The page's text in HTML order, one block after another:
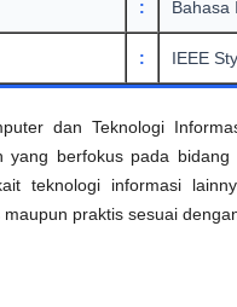
: Bahasa
: IEEE
dan Teknologi
yang berfokus pada
teknologi informasi
praktis sesuai